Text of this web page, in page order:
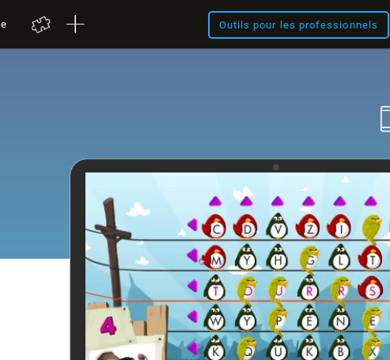
Outils pour les professionnels